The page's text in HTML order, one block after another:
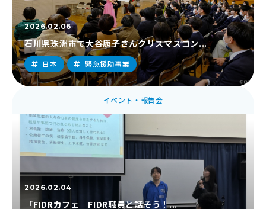
2026.02.06
石川県珠洲市で大谷康子さんクリスマスコン...
日本 緊急援助事業
イベント・報告会
2026.02.04
「FIDRカフェ FIDR職員と話そう！...